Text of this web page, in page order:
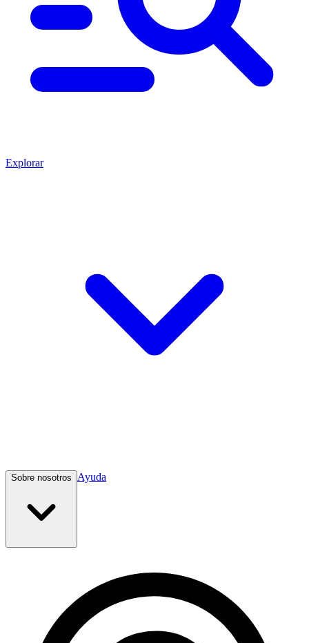
Explorar
Sobre nosotros Ayuda